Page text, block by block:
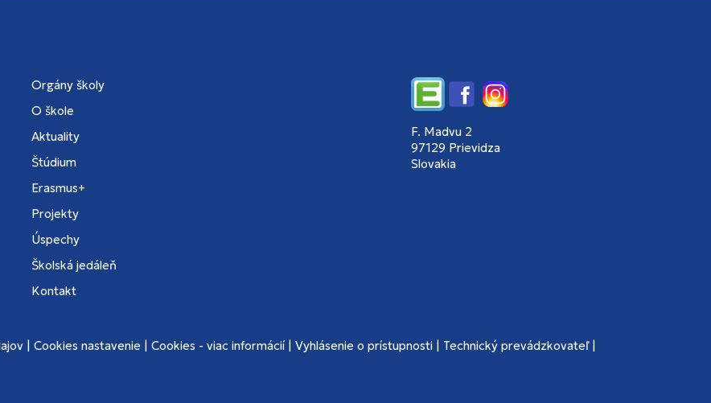
Orgány školy
O škole
Aktuality
Štúdium
Erasmus+
Projekty
Úspechy
Školská jedáleň
Kontakt
EdupageFacebookInstagram
F. Madvu 2
97129 Prievidza
Slovakia
| Cookies nastavenie| Cookies - viac informácií| Vyhlásenie o prístupnosti| Technický prevádzkovateľ|